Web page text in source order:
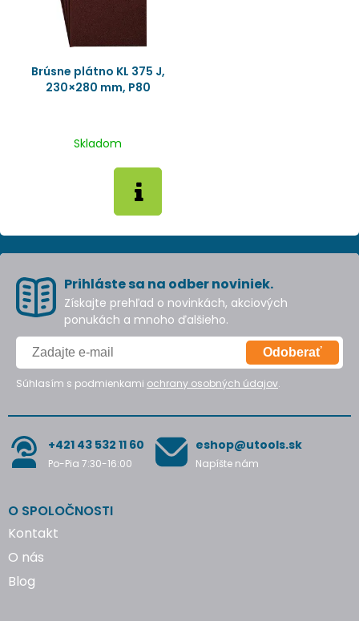
Brúsne plátno KL 375 J,
230×280 mm, P80
Skladom
Prihláste sa na odber noviniek.
Získajte prehľad o novinkách, akciových
ponukách a mnoho ďalšieho.
Odoberať
Súhlasím s podmienkami ochrany osobných údajov.
+421 43 532 11 60
Po-Pia 7:30-16:00
eshop@utools.sk
Napíšte nám
O SPOLOČNOSTI
Kontakt
O nás
Blog